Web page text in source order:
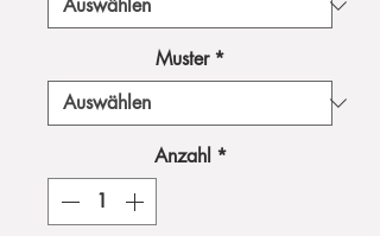
Muster *
Anzahl *